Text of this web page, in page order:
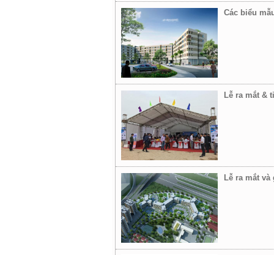
Các biểu
Lễ ra mắt &
Lễ ra mắt